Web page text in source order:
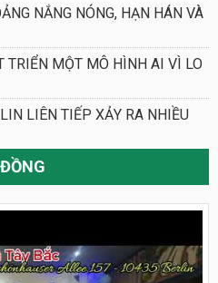
NẮNG NÓNG, HẠN HÁN VÀ
TRIỂN MỘT MÔ HÌNH AI VÌ LO
LIÊN TIẾP XẢY RA NHIỀU